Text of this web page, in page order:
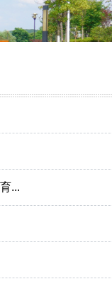
...